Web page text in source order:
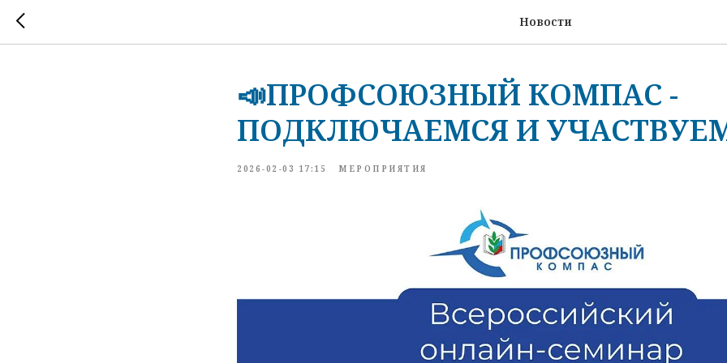
Новости
📣ПРОФСОЮЗНЫЙ КОМПАС -
ПОДКЛЮЧАЕМСЯ И
2026-02-03 17:15 МЕРОПРИЯТИЯ